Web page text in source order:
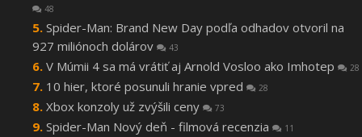
48
Spider-Man: Brand New Day podľa odhadov otvoril na
927 miliónoch dolárov
43
V Múmii 4 sa má vrátiť aj Arnold Vosloo ako Imhotep 28
10 hier, ktoré posunuli hranie vpred 28
Xbox konzoly už zvýšili ceny 73
Spider-Man Nový deň - filmová recenzia 11